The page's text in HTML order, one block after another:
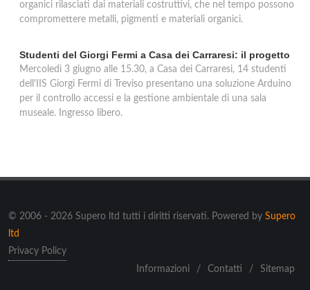
organici rilasciati dai materiali costruttivi, che nel tempo possono
compromettere metalli, pigmenti e materiali organici.
Studenti del Giorgi Fermi a Casa dei Carraresi: il progetto
Mercoledì 3 giugno alle 15.30, a Casa dei Carraresi, 14 studenti
dell'IIS Giorgi Fermi di Treviso presentano una soluzione Arduino
per il controllo accessi e la gestione ambientale di una sala
museale. Ingresso libero.
© 2006 - 2026 Supero ltd tutti i diritti riservati. Powered by Supero
ltd
Privacy Policy
Informazioni
/ Contatti / Sitemap